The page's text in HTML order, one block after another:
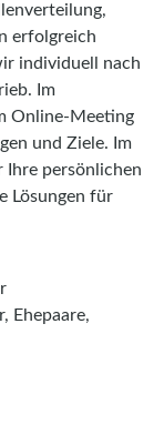
erfolgreich
individuell nach
Im
Online-Meeting
und Ziele. Im
Ihre persönlichen
Lösungen für
Ehepaare,